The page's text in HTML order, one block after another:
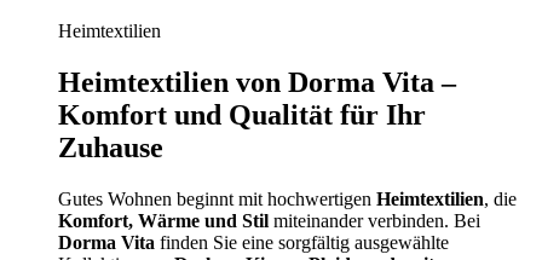
Heimtextilien
Heimtextilien von Dorma Vita –
Komfort und Qualität für Ihr
Zuhause
Gutes Wohnen beginnt mit hochwertigen Heimtextilien, die
Komfort, Wärme und Stil miteinander verbinden. Bei
Dorma Vita finden Sie eine sorgfältig ausgewählte